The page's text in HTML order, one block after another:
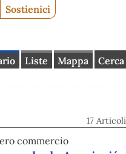
Sostienici
Liste Mappa Cerca
17 Articoli
commercio